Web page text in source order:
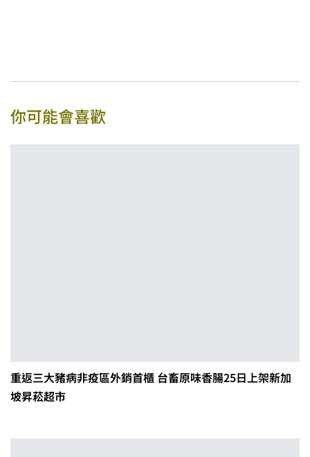
你可能會喜歡
重返三大豬病非疫區外銷首櫃 台畜原味香腸25日上架新加
坡昇菘超市